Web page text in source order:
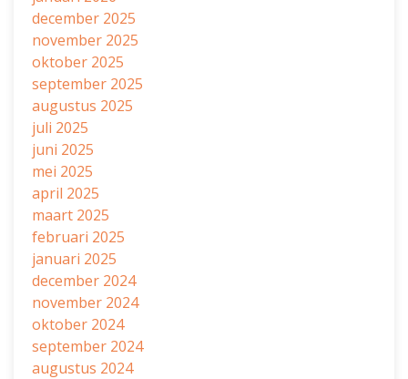
december 2025
november 2025
oktober 2025
september 2025
augustus 2025
juli 2025
juni 2025
mei 2025
april 2025
maart 2025
februari 2025
januari 2025
december 2024
november 2024
oktober 2024
september 2024
augustus 2024